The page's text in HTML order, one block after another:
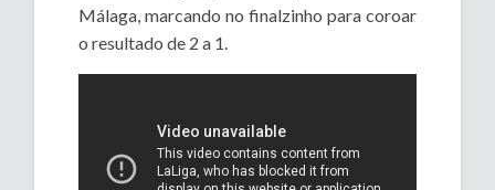
Málaga, marcando no finalzinho para coroar
o resultado de 2 a 1.